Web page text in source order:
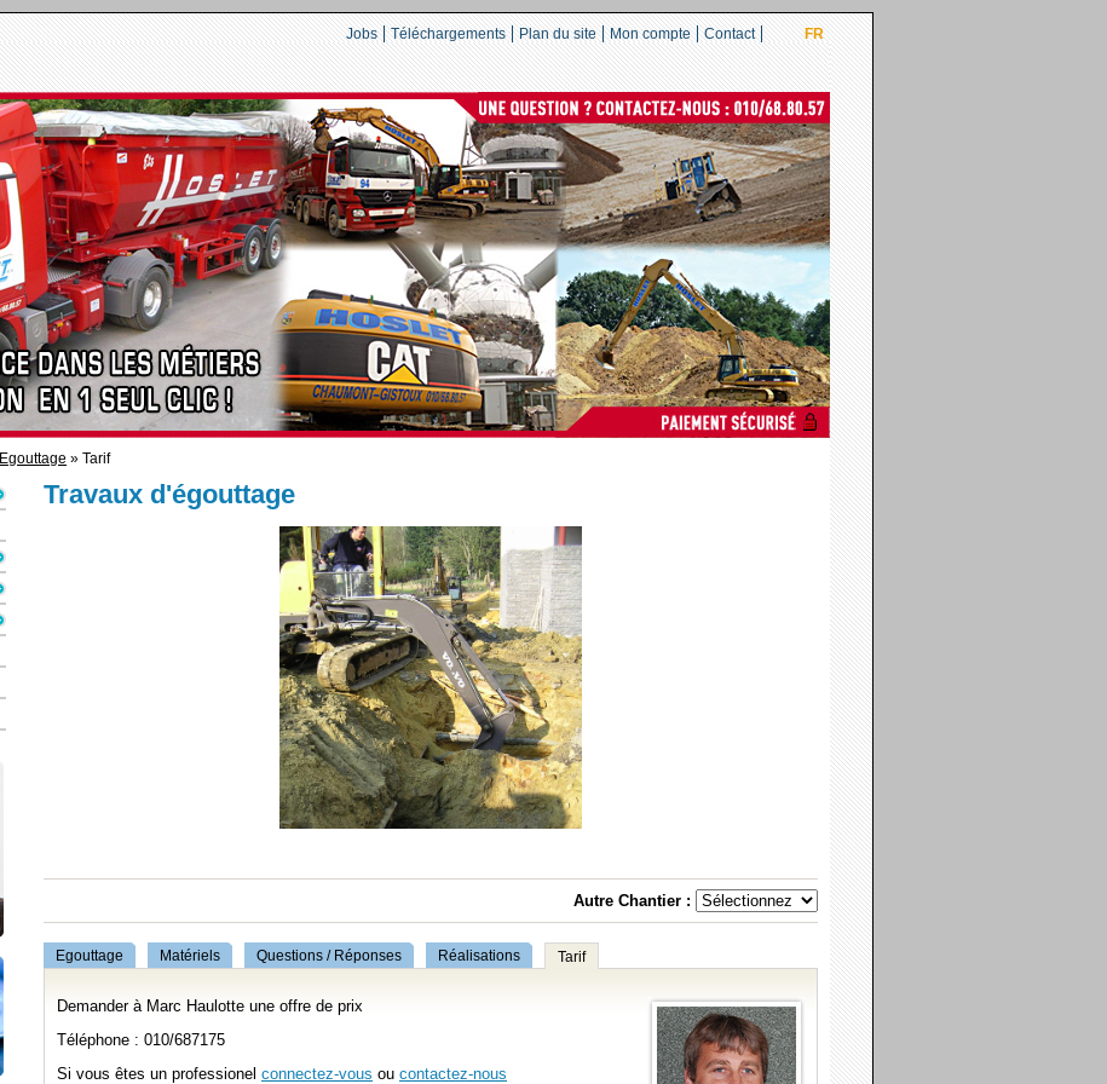
Jobs Téléchargements Plan du site Mon compte Contact FR
Egouttage » Tarif
Travaux d'égouttage
Autre Chantier :
Egouttage Matériels Questions / Réponses Réalisations Tarif
Demander à Marc Haulotte une offre de prix
Téléphone : 010/687175
Si vous êtes un professionel connectez-vous ou contactez-nous